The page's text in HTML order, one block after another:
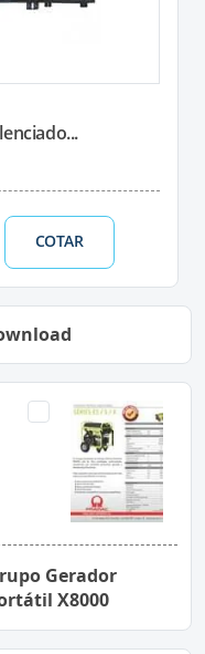
COTAR
Gerador
X8000